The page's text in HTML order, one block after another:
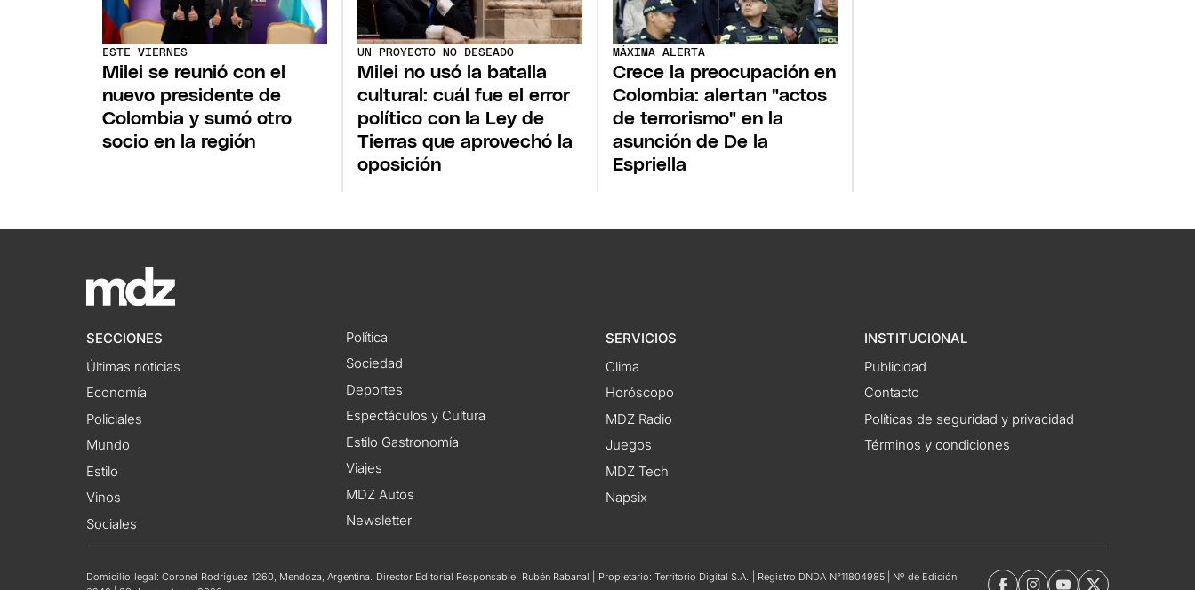
ESTE VIERNES
Milei se reunió con el
nuevo presidente de
Colombia y sumó otro
socio en la región
UN PROYECTO NO DESEADO
Milei no usó la batalla
cultural: cuál fue el error
político con la Ley de
Tierras que aprovechó la
oposición
MÁXIMA ALERTA
Crece la preocupación en
Colombia: alertan "actos
de terrorismo" en la
asunción de De la
Espriella
SECCIONES
Últimas noticias
Economía
Policiales
Mundo
Estilo
Vinos
Sociales
Política
Sociedad
Deportes
Espectáculos y Cultura
Estilo Gastronomía
Viajes
MDZ Autos
Newsletter
SERVICIOS
Clima
Horóscopo
MDZ Radio
Juegos
MDZ Tech
Napsix
INSTITUCIONAL
Publicidad
Contacto
Políticas de seguridad y privacidad
Términos y condiciones
Domicilio legal: Coronel Rodríguez 1260, Mendoza, Argentina. Director Editorial Responsable: Rubén Rabanal | Propietario: Territorio Digital S.A. | Registro DNDA N°11804985 | Nº de Edición